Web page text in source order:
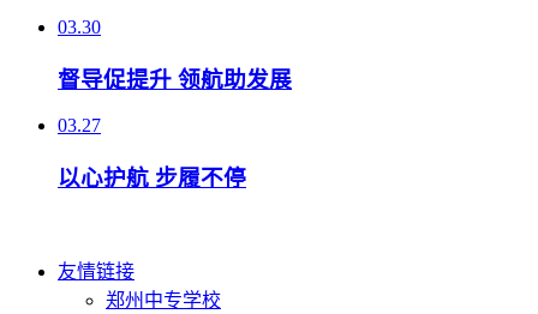
03.30
督导促提升 领航助发展
03.27
以心护航 步履不停
友情链接
郑州中专学校